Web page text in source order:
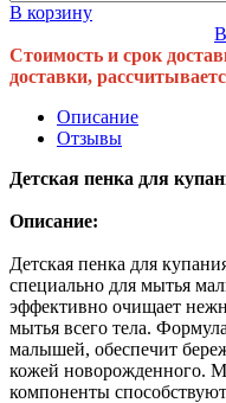
В корзину
Стоимость и срок
доставки,
Описание
Отзывы
Детская пенка для
Описание:
Детская пенка для
специально для мытья
эффективно очищает
мытья всего тела.
малышей, обеспечит
кожей новорожденного.
компоненты